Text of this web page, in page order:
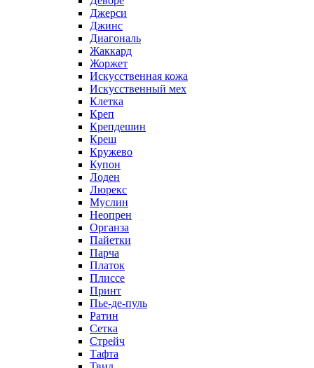
Джерси
Джинс
Диагональ
Жаккард
Жоржет
Искусственная кожа
Искусственный мех
Клетка
Креп
Крепдешин
Креш
Кружево
Купон
Лоден
Люрекс
Муслин
Неопрен
Органза
Пайетки
Парча
Платок
Плиссе
Принт
Пье-де-пуль
Ратин
Сетка
Стрейч
Тафта